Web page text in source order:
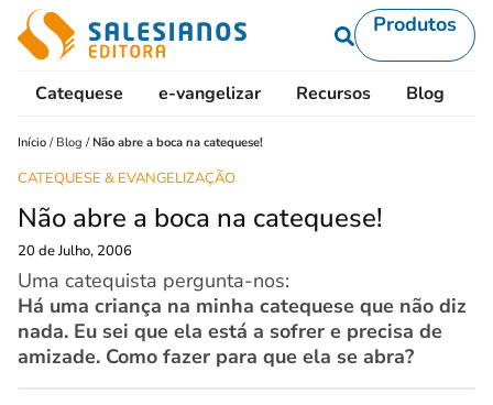
Produtos
Catequese e-vangelizar Recursos Blog
Início / Blog /Não abre a boca na catequese!
CATEQUESE & EVANGELIZAÇÃO
Não abre a boca na catequese!
20 de Julho, 2006
Uma catequista pergunta-nos:
Há uma criança na minha catequese que não diz
nada. Eu sei que ela está a sofrer e precisa de
amizade. Como fazer para que ela se abra?